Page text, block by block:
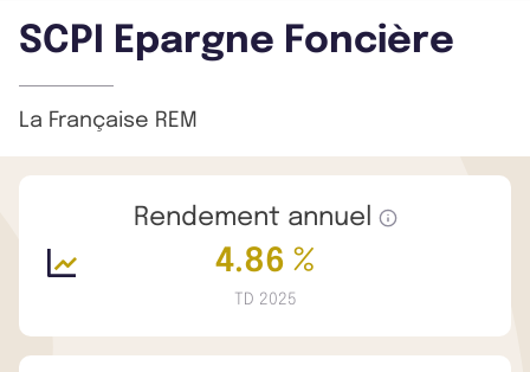
SCPI Epargne Foncière
La Française REM
Rendement annuel
4.86 %
TD 2025